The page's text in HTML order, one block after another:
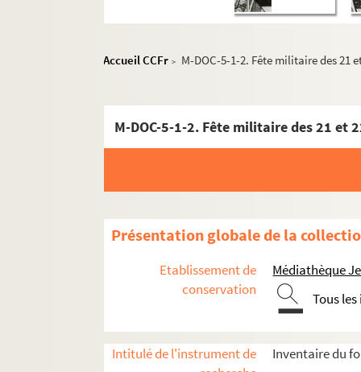
Accueil CCFr > M-DOC-5-1-2. Fête militaire des 21
M-DOC-5-1-2. Fête militaire des 21 et
Présentation globale de la
Etablissement de
conservation
Médiathèque
Tous
Intitulé de l'instrument de
Inventaire du
M-DOC. Documents du fonds Mahieu